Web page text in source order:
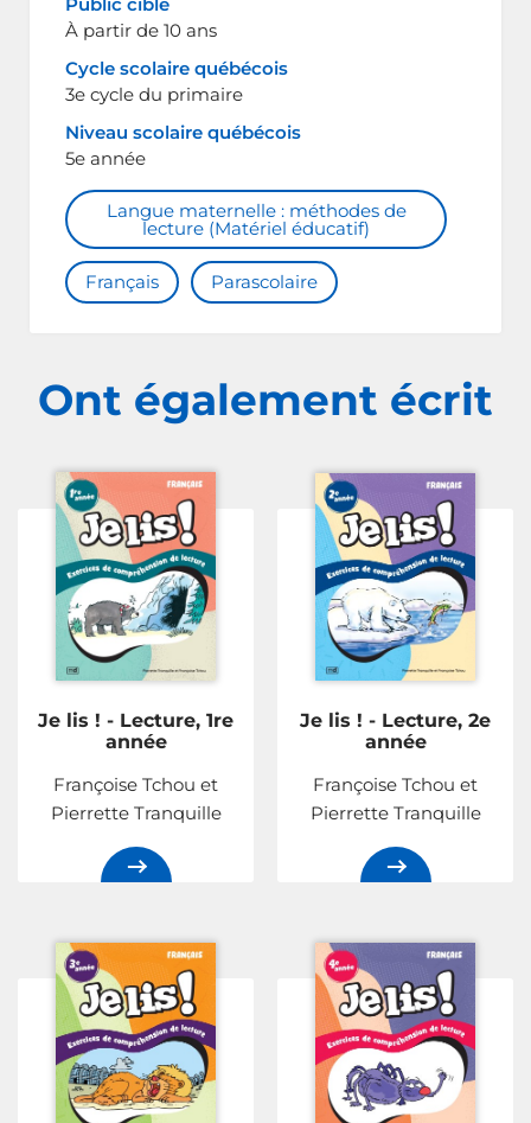
À partir de 10 ans
Cycle scolaire québécois
3e cycle du primaire
Niveau scolaire québécois
5e année
Langue maternelle : méthodes de
lecture (Matériel éducatif)
Français Parascolaire
Ont également écrit
Je lis ! - Lecture, 1re
année
Françoise Tchou et
Pierrette Tranquille
Je lis ! - Lecture, 2e
année
Françoise Tchou et
Pierrette Tranquille